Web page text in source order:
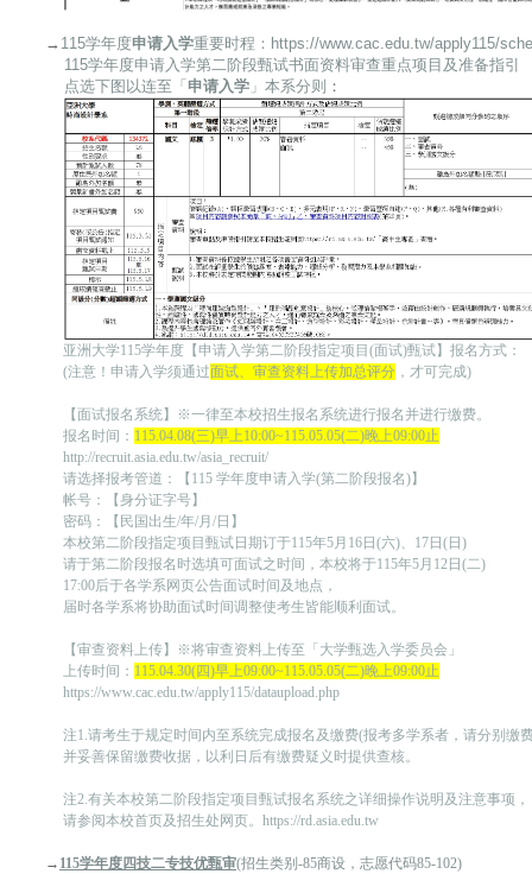
→ 115学年度申请入学重要时程： https://www.cac.edu.tw/apply115/
115学年度申请入学第二阶段甄试书面资料审查重点项目及准备指引
点选下图以连至「 申请入学 」本系分则 ：
亚洲大学115学年度【申请入学第二阶段指定项目(面试)甄试】报名方式：
(注意！申请入学须通过面试、审查资料上传加总评分 ，才可完成)
【面试报名系统】※一律至本校招生报名系统进行报名并进行缴费。
报名时间： 115.04.08(三)早上10:00~115.05.05(二)晚上09:00止
http://recruit.asia.edu.tw/asia_recruit/
请选择报考管道：【115 学年度申请入学(第二阶段报名)】
帐号：【身分证字号】
密码：【民国出生/年/月/日】
本校第二阶段指定项目甄试日期订于115年5月16日(六)、17日(日)
请于第二阶段报名时选填可面试之时间，本校将于115年5月12日(二)
17:00后于各学系网页公告面试时间及地点，
届时各学系将协助面试时间调整使考生皆能顺利面试。
【审查资料上传】※将审查资料上传至「大学甄选入学委员会」
上传时间： 115.04.30(四)早上09:00~115.05.05(二)晚上09:00止
https://www.cac.edu.tw/apply115/dataupload.php
注1.请考生于规定时间内至系统完成报名及缴费(报考多学系者，请分别缴
并妥善保留缴费收据，以利日后有缴费疑义时提供查核。
注2.有关本校第二阶段指定项目甄试报名系统之详细操作说明及注意事项，
请参阅本校首页及招生处网页。 https://rd.asia.edu.tw
→ 115学年度四技二专技优甄审(招生类别-85商设，志愿代码85-102)